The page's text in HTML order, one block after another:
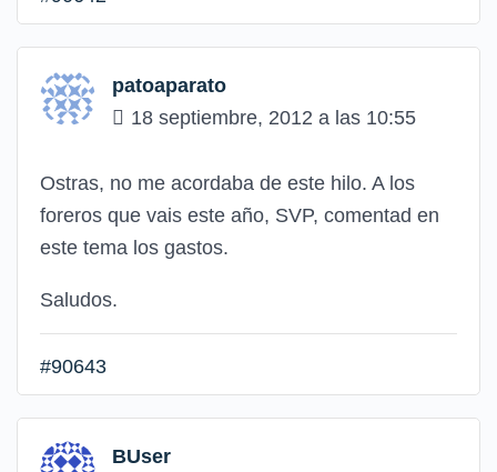
patoaparato
18 septiembre, 2012 a las 10:55
Ostras, no me acordaba de este hilo. A los
foreros que vais este año, SVP, comentad en
este tema los gastos.
Saludos.
#90643
BUser